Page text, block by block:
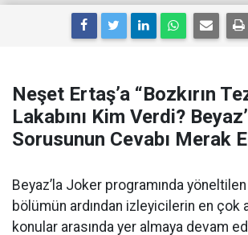
Neşet Ertaş’a “Bozkırın
Lakabını Kim Verdi?
Sorusunun Cevabı Merak
Beyaz’la Joker programında
bölümün ardından izleyicilerin en çok
konular arasında yer almaya devam